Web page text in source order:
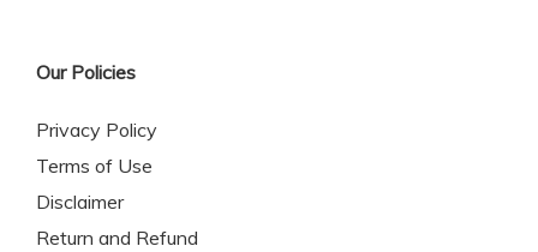
Our Policies
Privacy Policy
Terms of Use
Disclaimer
Return and Refund